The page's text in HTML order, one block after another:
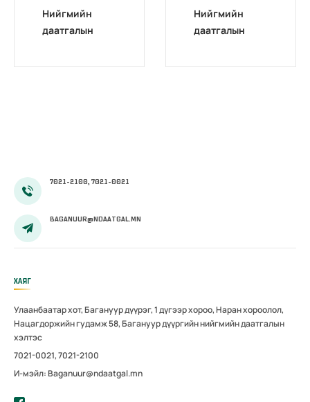
Нийгмийн
даатгалын
Нийгмийн
даатгалын
7021-2100, 7021-0021
BAGANUUR@NDAATGAL.MN
ХАЯГ
Улаанбаатар хот, Багануур дүүрэг, 1 дүгээр хороо, Наран хороолол,
Нацагдоржийн гудамж 58, Багануур дүүргийн нийгмийн даатгалын
хэлтэс
7021-0021, 7021-2100
И-мэйл: Baganuur@ndaatgal.mn